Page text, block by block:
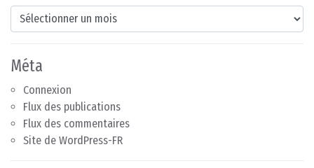
Archives
Méta
Connexion
Flux des publications
Flux des commentaires
Site de WordPress-FR